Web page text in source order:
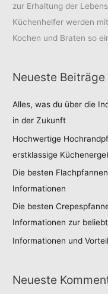
zur Erhaltung der
Küchenhelfer werden
Kochen und Braten so
Neueste Beiträge
Alles, was du über die
in der Zukunft
Hochwertige
erstklassige
Die besten
Informationen
Die besten
Informationen zur
Informationen und
Neueste